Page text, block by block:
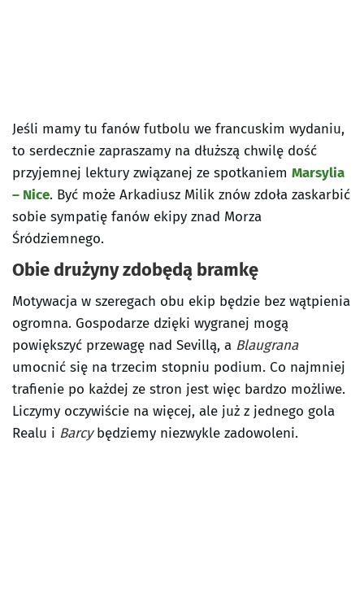
Jeśli mamy tu fanów futbolu we francuskim wydaniu,
to serdecznie zapraszamy na dłuższą chwilę dość
przyjemnej lektury związanej ze spotkaniem Marsylia
– Nice. Być może Arkadiusz Milik znów zdoła zaskarbić
sobie sympatię fanów ekipy znad Morza
Śródziemnego.
Obie drużyny zdobędą bramkę
Motywacja w szeregach obu ekip będzie bez wątpienia
ogromna. Gospodarze dzięki wygranej mogą
powiększyć przewagę nad Sevillą, a Blaugrana
umocnić się na trzecim stopniu podium. Co najmniej
trafienie po każdej ze stron jest więc bardzo możliwe.
Liczymy oczywiście na więcej, ale już z jednego gola
Realu i Barcybędziemy niezwykle zadowoleni.